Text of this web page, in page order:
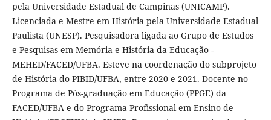
pela Universidade Estadual de Campinas (UNICAMP).
Licenciada e Mestre em História pela Universidade Estadual
Paulista (UNESP). Pesquisadora ligada ao Grupo de Estudos
e Pesquisas em Memória e História da Educação -
MEHED/FACED/UFBA. Esteve na coordenação do subprojeto
de História do PIBID/UFBA, entre 2020 e 2021. Docente no
Programa de Pós-graduação em Educação (PPGE) da
FACED/UFBA e do Programa Profissional em Ensino de